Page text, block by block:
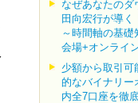
なぜあなたのダ
田向宏行が導く
～時間軸の基礎
会場+オンライ
少額から取引可
的なバイナリー
内全7口座を徹底